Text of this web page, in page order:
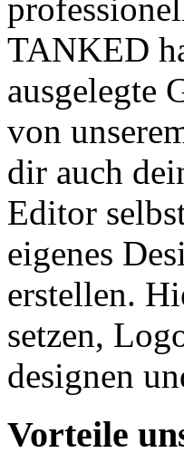
TANKED
ausgelegte
von
dir auch
Editor
eigenes
erstellen.
setzen,
designen
Vorteile